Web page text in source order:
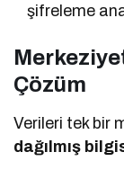
şifreleme
Çözüm
Verileri tek bir
dağılmış